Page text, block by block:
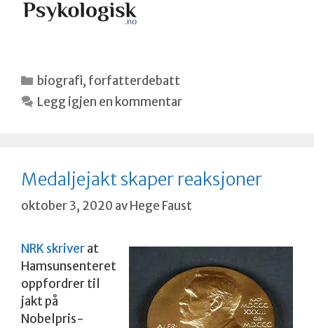
Kategorier
biografi, forfatterdebatt
Legg igjen en kommentar
Medaljejakt skaper reaksjoner
oktober 3, 2020 avHege Faust
NRK skriverat
Hamsunsenteret
oppfordrer til
jakt på
Nobelpris-